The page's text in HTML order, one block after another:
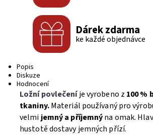
Dárek zdarma
ke každé objednávce
Popis
Diskuze
Hodnocení
Ložní povlečeníje vyrobeno z 100 %
tkaniny.Materiál používaný pro
velmi jemný a příjemnýna omak.
hustotě dostavy jemných přízí.